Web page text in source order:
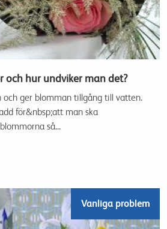
och hur undviker man det?
och ger blomman tillgång till vatten.
för&nbsp;att man ska
så...
Vanliga problem